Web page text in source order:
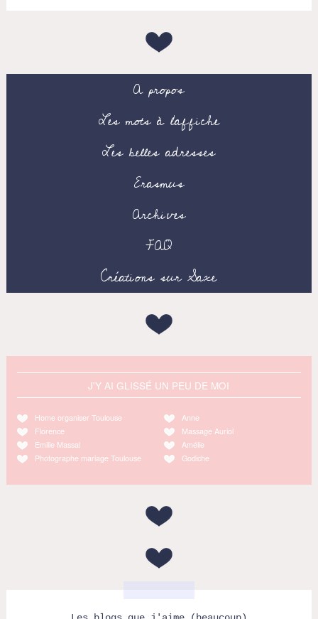
A propos
Les mots à l’affiche
Les belles adresses
Erasmus
Archives
FAQ
Créations sur Saxe
J'Y AI GLISSÉ UN PEU DE MOI
Home organiser Toulouse
Florence
Emilie Massal
Photographe mariage Toulouse
Anne
Massage Auriol
Amélie
Godiche